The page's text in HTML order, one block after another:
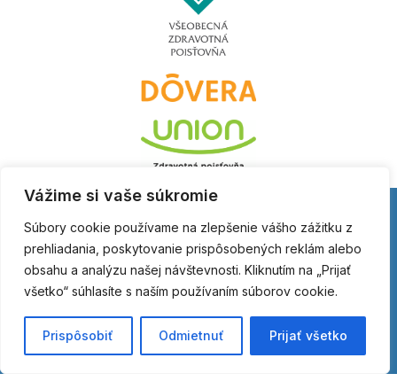
Vážime si vaše súkromie
Súbory cookie používame na zlepšenie vášho zážitku z
prehliadania, poskytovanie prispôsobených reklám alebo
obsahu a analýzu našej návštevnosti. Kliknutím na „Prijať
všetko“ súhlasíte s naším používaním súborov cookie.
Prispôsobiť Odmietnuť Prijať všetko